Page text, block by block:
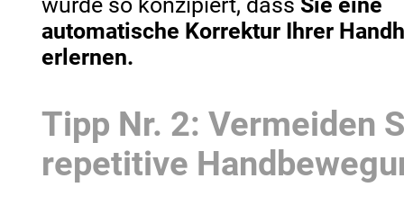
wurde so konzipiert, dass Sie eine
automatische Korrektur Ihrer
erlernen.
Tipp Nr. 2: Vermeiden
repetitive